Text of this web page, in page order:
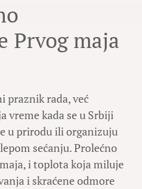
Prvog maja
praznik rada, već
vreme kada se u Srbiji
u prirodu ili organizuju
sećanju. Prolećno
i toplota koja miluje
i skraćene odmore